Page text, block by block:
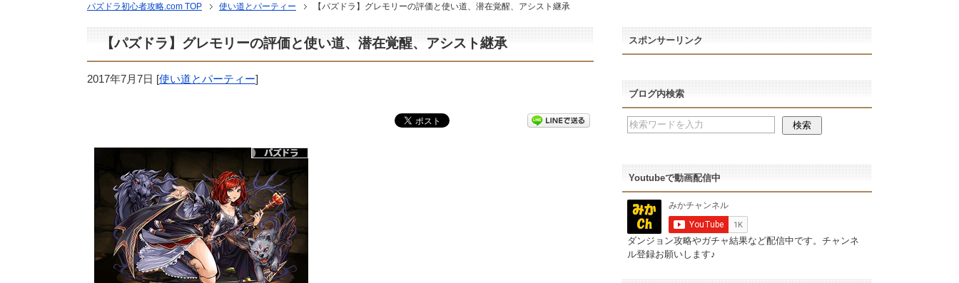
パズドラ初心者攻略.com TOP 使い道とパーティー 【パズドラ】グレモリーの評価と使い道、潜在覚醒、アシスト継承
【パズドラ】グレモリーの評価と使い道、潜在覚醒、アシスト継承
2017年7月7日 [使い道とパーティー]
スポンサーリンク
ブログ内検索
Youtubeで動画配信中
ダンジョン攻略やガチャ結果など配信中です。チャンネ
ル登録お願いします♪